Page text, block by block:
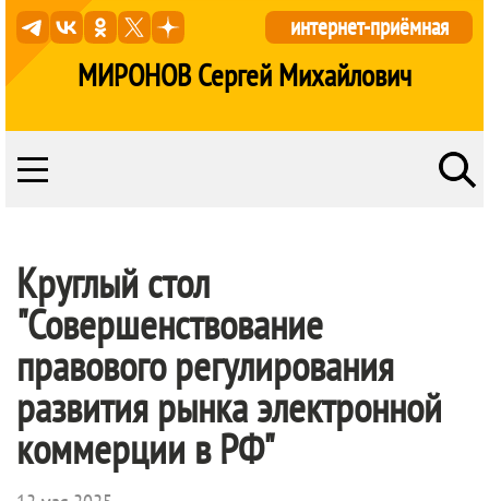
МИРОНОВ Сергей Михайлович
интернет-приёмная
Круглый стол
"Совершенствование
правового регулирования
развития рынка электронной
коммерции в РФ"